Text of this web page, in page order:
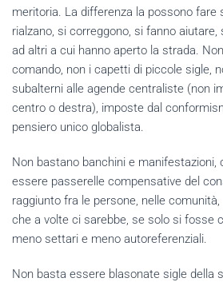
meritoria. La differenza la possono fare
rialzano, si correggono, si fanno
ad altri a cui hanno aperto la strada.
comando, non i capetti di piccole sigle,
subalterni alle agende centraliste (non
centro o destra), imposte dal
pensiero unico globalista.
Non bastano banchini e manifestazioni,
essere passerelle compensative del
raggiunto fra le persone, nelle
che a volte ci sarebbe, se solo si fosse
meno settari e meno autoreferenziali.
Non basta essere blasonate sigle della